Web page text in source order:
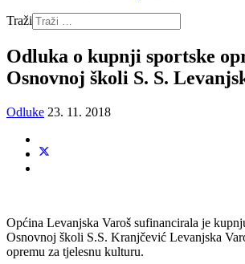
Traži
Odluka o kupnji sportske
Osnovnoj školi S. S.
Odluke 23. 11. 2018
Općina Levanjska Varoš sufinancirala je
Osnovnoj školi S.S. Kranjčević Levanjska
opremu za tjelesnu kulturu.